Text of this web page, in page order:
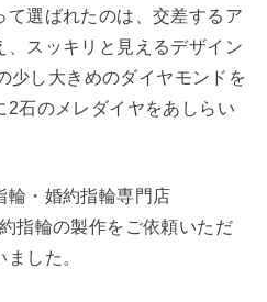
て選ばれたのは、交差するア
、スッキリと見えるデザイン
少し大きめのダイヤモンドを
2石のメレダイヤをあしらい
輪・婚約指輪専門店
指輪の製作をご依頼いただ
した。